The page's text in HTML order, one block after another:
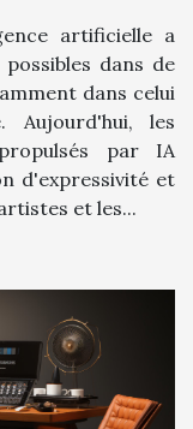
artificielle a
dans de
dans celui
Aujourd'hui, les
par IA
d'expressivité et
et les...